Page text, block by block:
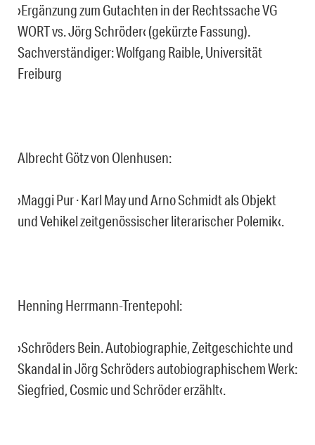
›Ergänzung zum Gutachten in der Rechtssache VG
WORT vs. Jörg Schröder‹ (gekürzte Fassung).
Sachverständiger: Wolfgang Raible, Universität
Freiburg
Albrecht Götz von Olenhusen:
›Maggi Pur · Karl May und Arno Schmidt als Objekt
und Vehikel zeitgenössischer literarischer Polemik‹.
Henning Herrmann-Trentepohl:
›Schröders Bein. Autobiographie, Zeitgeschichte und
Skandal in Jörg Schröders autobiographischem Werk:
Siegfried, Cosmic und Schröder erzählt‹.